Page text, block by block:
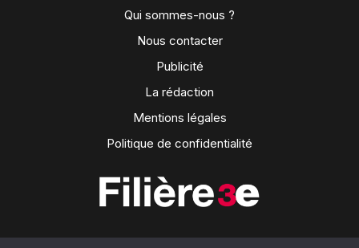
Qui sommes-nous ?
Nous contacter
Publicité
La rédaction
Mentions légales
Politique de confidentialité